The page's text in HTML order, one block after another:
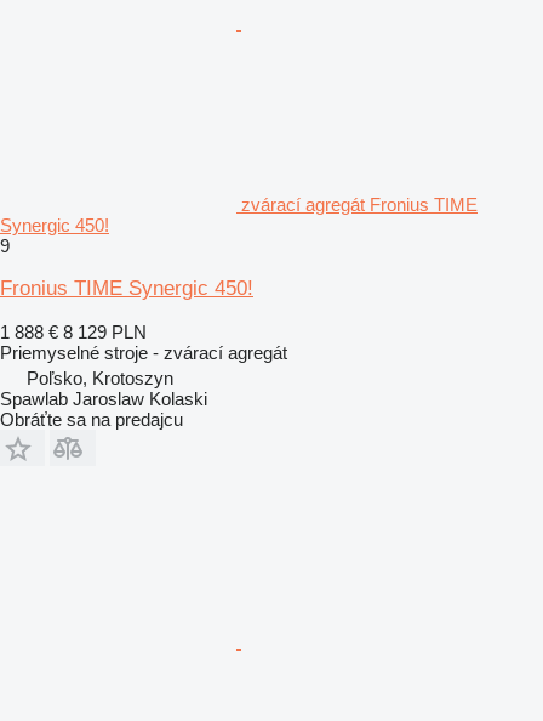
zvárací agregát Fronius TIME
Synergic 450!
9
Fronius TIME Synergic 450!
1 888 € 8 129 PLN
Priemyselné stroje - zvárací agregát
Poľsko, Krotoszyn
Spawlab Jaroslaw Kolaski
Obráťte sa na predajcu